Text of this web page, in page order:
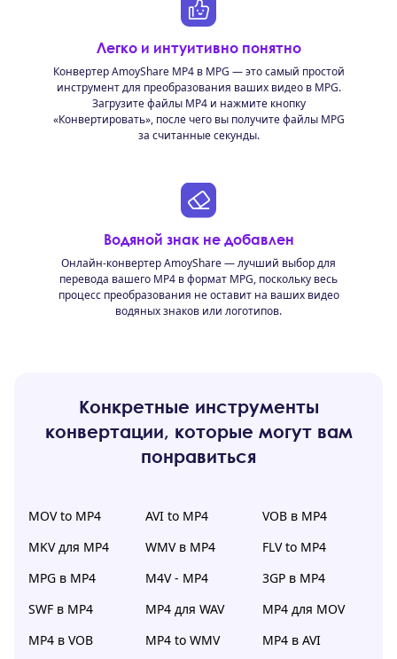
Легко и интуитивно понятно
Конвертер AmoyShare MP4 в MPG — это самый простой
инструмент для преобразования ваших видео в MPG.
Загрузите файлы MP4 и нажмите кнопку
«Конвертировать», после чего вы получите файлы MPG
за считанные секунды.
Водяной знак не добавлен
Онлайн-конвертер AmoyShare — лучший выбор для
перевода вашего MP4 в формат MPG, поскольку весь
процесс преобразования не оставит на ваших видео
водяных знаков или логотипов.
Конкретные инструменты
конвертации, которые могут вам
понравиться
MOV to MP4 AVI to MP4
VOB в MP4
MKV для MP4
WMV в MP4
FLV to MP4
MPG в MP4
M4V - MP4
3GP в MP4
SWF в MP4
MP4 для WAV
MP4 для MOV
MP4 в VOB
MP4 to WMV MP4 в AVI